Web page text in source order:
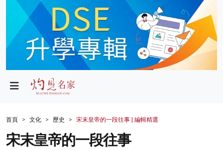
政局
財經
生活
首頁 文化 歷史 宋末皇帝的一段往事 | 編輯精選
宋末皇帝的一段往事